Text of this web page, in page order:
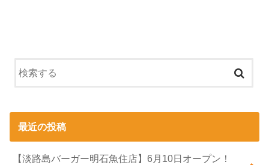
最近の投稿
【淡路島バーガー明石魚住店】6月10日オープン！